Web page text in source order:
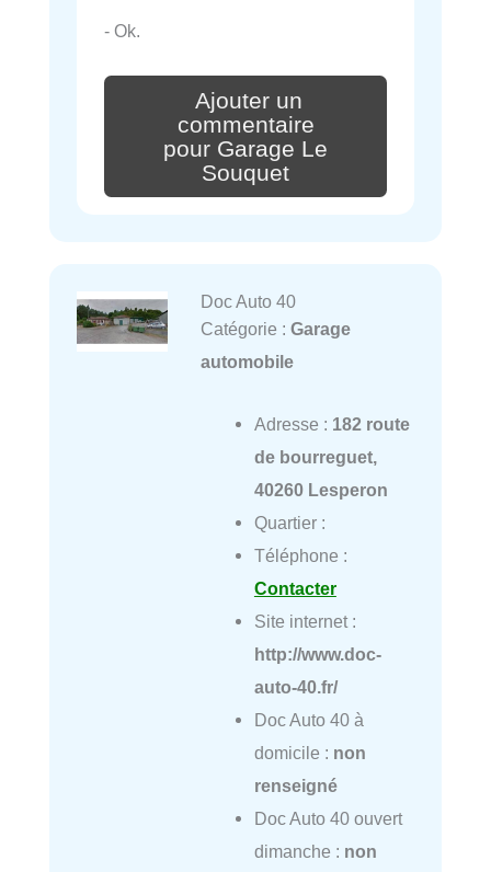
- Ok.
Ajouter un
commentaire
pour Garage Le
Souquet
Doc Auto 40
Catégorie : Garage
automobile
Adresse : 182 route
de bourreguet,
40260 Lesperon
Quartier :
Téléphone :
Contacter
Site internet :
http://www.doc-
auto-40.fr/
Doc Auto 40 à
domicile : non
renseigné
Doc Auto 40 ouvert
dimanche : non